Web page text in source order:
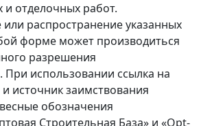
и отделочных работ.
распространение указанных
форме может производиться
разрешения
При использовании ссылка на
источник заимствования
обозначения
Строительная База» и «Opt-